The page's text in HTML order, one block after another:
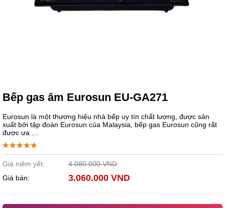
Bếp gas âm Eurosun EU-GA271
Eurosun là một thương hiệu nhà bếp uy tín chất lượng, được sản
xuất bởi tập đoàn Eurosun của Malaysia, bếp gas Eurosun cũng rất
được ưa ...
Giá niêm yết: 4.080.000 VND
Giá bán: 3.060.000 VND